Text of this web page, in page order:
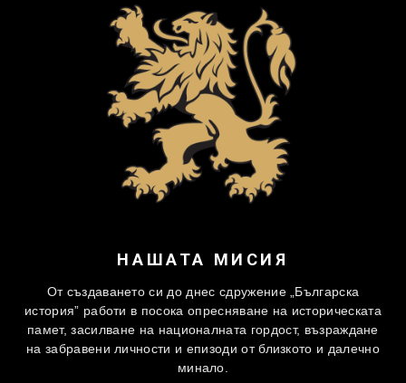
НАШАТА МИСИЯ
От създаването си до днес сдружение „Българска
история” работи в посока опресняване на историческата
памет, засилване на националната гордост, възраждане
на забравени личности и епизоди от близкото и далечно
минало.